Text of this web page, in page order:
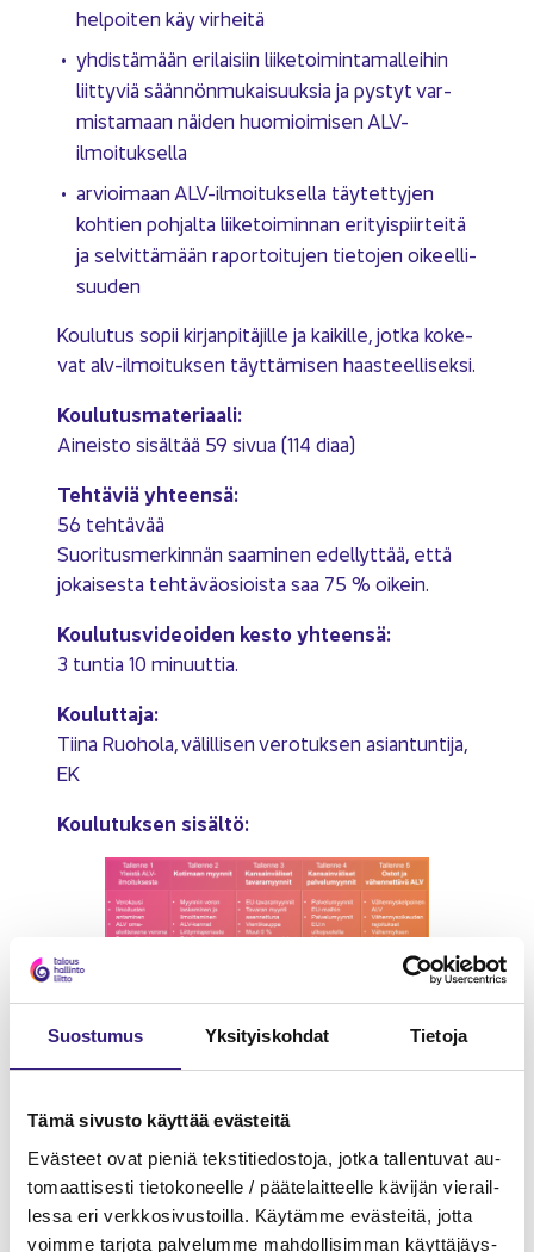
Suos­tu­mus Yk­si­tyis­koh­dat Tie­to­ja
Tämä si­vus­to käyt­tää eväs­tei­tä
Eväs­teet ovat pie­niä teks­ti­tie­dos­to­ja, jotka tal­len­tu­vat au­
to­maat­ti­ses­ti tie­to­ko­neel­le / pää­te­lait­teel­le kä­vi­jän vie­rail­
les­sa eri verk­ko­si­vus­toil­la. Käy­täm­me eväs­tei­tä, jotta
voim­me tar­jo­ta pal­ve­lum­me mah­dol­li­sim­man käyt­tä­jäys­
hel­poi­ten käy vir­hei­tä
yh­dis­tä­mään eri­lai­siin lii­ke­toi­min­ta­mal­lei­hin
liit­ty­viä sään­nön­mu­kai­suuk­sia ja pys­tyt var­
mis­ta­maan näi­den huo­mioi­mi­sen ALV-​
ilmoituksella
ar­vioi­maan ALV-​ilmoituksella täy­tet­ty­jen
koh­tien poh­jal­ta lii­ke­toi­min­nan eri­tyis­piir­tei­tä
ja sel­vit­tä­mään ra­por­toi­tu­jen tie­to­jen oi­keel­li­
suu­den
Kou­lu­tus sopii kir­jan­pi­tä­jil­le ja kai­kil­le, jotka ko­ke­
vat alv-​ilmoituksen täyt­tä­mi­sen haas­teel­li­sek­si.
Kou­lu­tus­ma­te­ri­aa­li:
Ai­neis­to si­säl­tää 59 sivua (114 diaa)
Teh­tä­viä yh­teen­sä:
56 teh­tä­vää
Suo­ri­tus­mer­kin­nän saa­mi­nen edel­lyt­tää, että
jo­kai­ses­ta teh­tä­vä­osiois­ta saa 75 % oi­kein.
Kou­lu­tus­vi­deoi­den kesto yh­teen­sä:
3 tun­tia 10 mi­nuut­tia.
Kou­lut­ta­ja:
Tiina Ruo­ho­la, vä­lil­li­sen ve­ro­tuk­sen asian­tun­ti­ja,
EK
Kou­lu­tuk­sen si­säl­tö: